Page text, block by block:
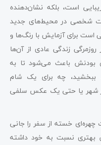
است، بلکه نشان‌دهنده
شخصی در محیط‌های جدید
است برای آزمایش با رنگ‌ها و
زندگی عادی از آن‌ها
بودنش باعث می‌شود تا به
ببخشید، چه برای یک شام
شهر یا حتی یک عکس سلفی
چهره‌ای خسته از سفر را جانی
بهتری نسبت به خود داشته